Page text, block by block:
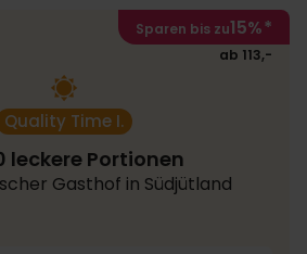
Sparen bis zu15%*
ab 113,-
Quality Time I.
leckere Portionen
Gasthof in Südjütland